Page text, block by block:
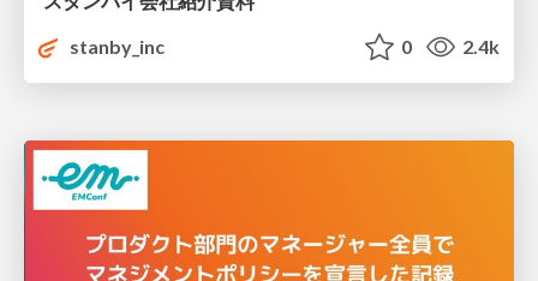
stanby_inc
0 2.4k